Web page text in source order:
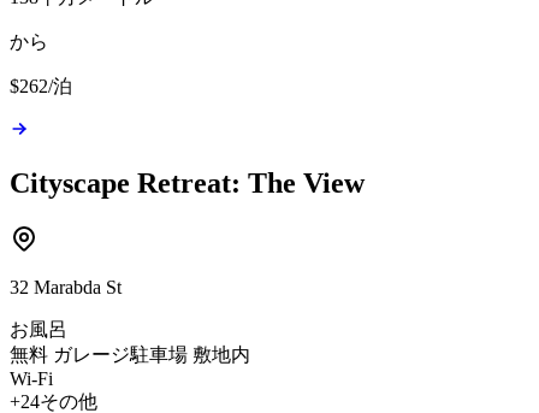
から
$262/泊
Cityscape Retreat: The View
32 Marabda St
お風呂
無料 ガレージ駐車場 敷地内
Wi-Fi
+24その他